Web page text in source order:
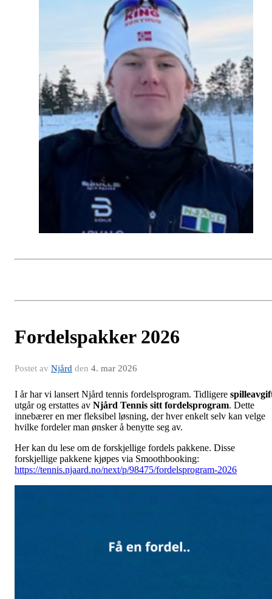
Fordelspakker 2026
Postet av Njård den 4. mar 2026
I år har vi lansert Njård tennis fordelsprogram. Tidligere
utgår og erstattes av Njård Tennis sitt fordelsprogram. Dette
innebærer en mer fleksibel løsning, der hver enkelt selv kan velge
hvilke fordeler man ønsker å benytte seg av.
Her kan du lese om de forskjellige fordels pakkene. Disse
forskjellige pakkene kjøpes via Smoothbooking:
https://tennis.njaard.no/next/p/98475/fordelsprogram-2026